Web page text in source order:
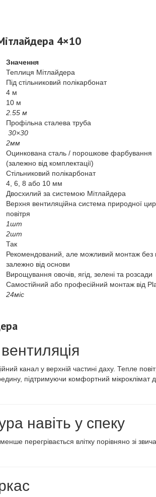
4×10
Значення
Теплиця Мітлайдера
Під стільниковий полікарбонат
4 м
10 м
2.55 м
Профільна сталева труба
30×30
2мм
Оцинкована сталь / порошкове фарбування
(залежно від комплектації)
Стільниковий полікарбонат
4, 6, 8 або 10 мм
Двосхилий за системою Мітлайдера
Верхня вентиляційна система природної
повітря
1шт
2шт
Так
Рекомендований, але можливий монтаж без
залежно від основи
Вирощування овочів, ягід, зелені та розсади
Самостійний або професійний монтаж від
24міс
канал у верхній частині даху. Тепле
підтримуючи комфортний мікроклімат
навіть у спеку
перегрівається влітку порівняно зі